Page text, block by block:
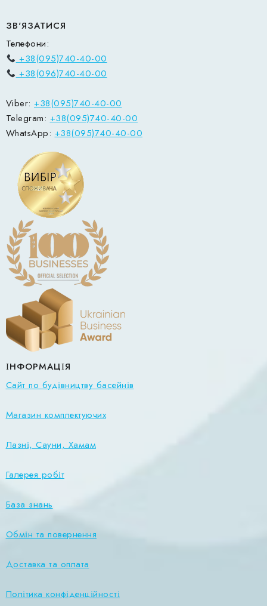
ЗВ'ЯЗАТИСЯ
Телефони:
+38(095)740-40-00
+38(096)740-40-00
Viber: +38(095)740-40-00
Telegram: +38(095)740-40-00
WhatsApp: +38(095)740-40-00
ІНФОРМАЦІЯ
Сайт по будівництву басейнів
Магазин комплектуючих
Лазні, Сауни, Хамам
Галерея робіт
База знань
Обмін та повернення
Доставка та оплата
Політика конфіденційності